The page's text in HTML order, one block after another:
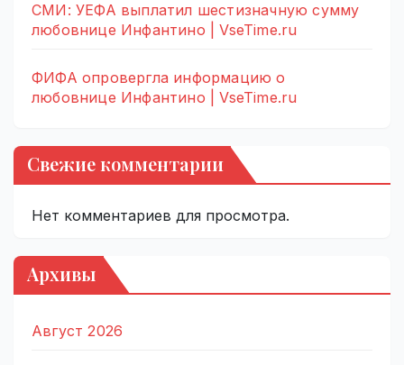
СМИ: УЕФА выплатил шестизначную сумму
любовнице Инфантино | VseTime.ru
ФИФА опровергла информацию о
любовнице Инфантино | VseTime.ru
Свежие комментарии
Нет комментариев для просмотра.
Архивы
Август 2026